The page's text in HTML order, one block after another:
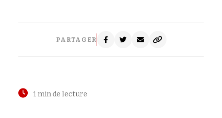
PARTAGER
1 min de lecture